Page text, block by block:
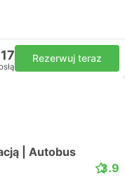
Rezerwuj teraz
| Autobus
3.9